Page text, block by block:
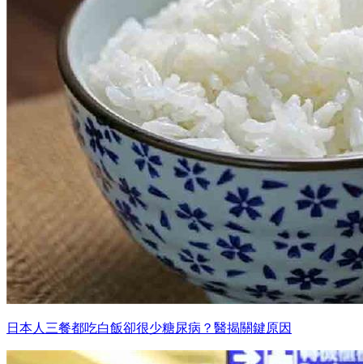
日本人三餐都吃白飯卻很少糖尿病？醫揭關鍵原因